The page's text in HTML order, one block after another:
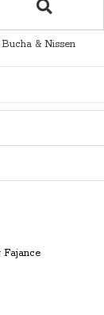
Bucha & Nissen
Fajance